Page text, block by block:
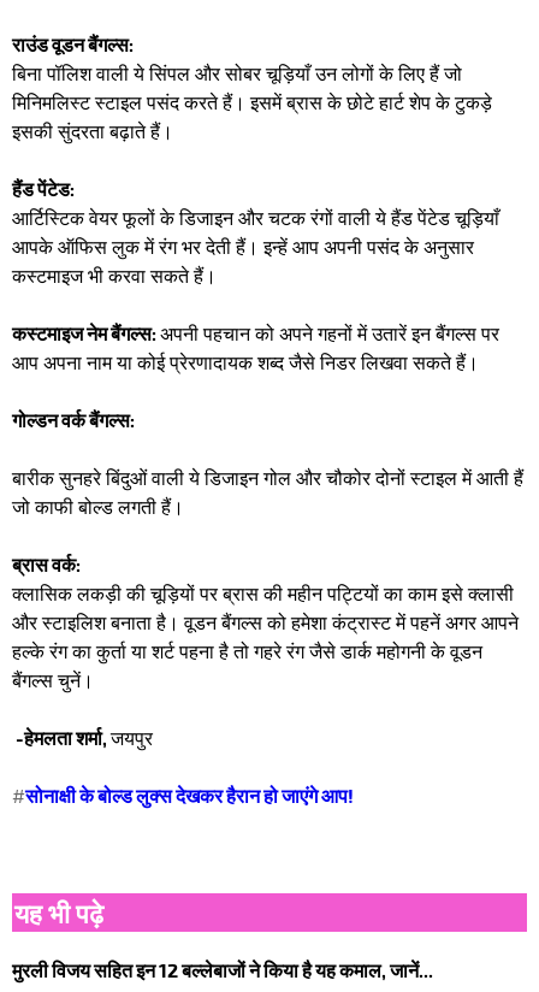
राउंड वूडन बैंगल्स:
बिना पॉलिश वाली ये सिंपल और सोबर चूड़ियाँ उन लोगों के लिए हैं जो
मिनिमलिस्ट स्टाइल पसंद करते हैं। इसमें ब्रास के छोटे हार्ट शेप के टुकड़े
इसकी सुंदरता बढ़ाते हैं।
हैंड पेंटेड:
आर्टिस्टिक वेयर फूलों के डिजाइन और चटक रंगों वाली ये हैंड पेंटेड चूड़ियाँ
आपके ऑफिस लुक में रंग भर देती हैं। इन्हें आप अपनी पसंद के अनुसार
कस्टमाइज भी करवा सकते हैं।
कस्टमाइज नेम बैंगल्स:अपनी पहचान को अपने गहनों में उतारें इन बैंगल्स पर
आप अपना नाम या कोई प्रेरणादायक शब्द जैसे निडर लिखवा सकते हैं।
गोल्डन वर्क बैंगल्स:
बारीक सुनहरे बिंदुओं वाली ये डिजाइन गोल और चौकोर दोनों स्टाइल में आती हैं
जो काफी बोल्ड लगती हैं।
ब्रास वर्क:
क्लासिक लकड़ी की चूड़ियों पर ब्रास की महीन पट्टियों का काम इसे क्लासी
और स्टाइलिश बनाता है। वूडन बैंगल्स को हमेशा कंट्रास्ट में पहनें अगर आपने
हल्के रंग का कुर्ता या शर्ट पहना है तो गहरे रंग जैसे डार्क महोगनी के वूडन
बैंगल्स चुनें।
-हेमलता शर्मा,जयपुर
#सोनाक्षी के बोल्ड लुक्स देखकर हैरान हो जाएंगे आप!
यह भी पढ़े
मुरली विजय सहित इन 12 बल्लेबाजों ने किया है यह कमाल, जानें...